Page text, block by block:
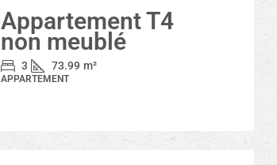
Appartement T4
non meublé
3 73.99 m²
APPARTEMENT